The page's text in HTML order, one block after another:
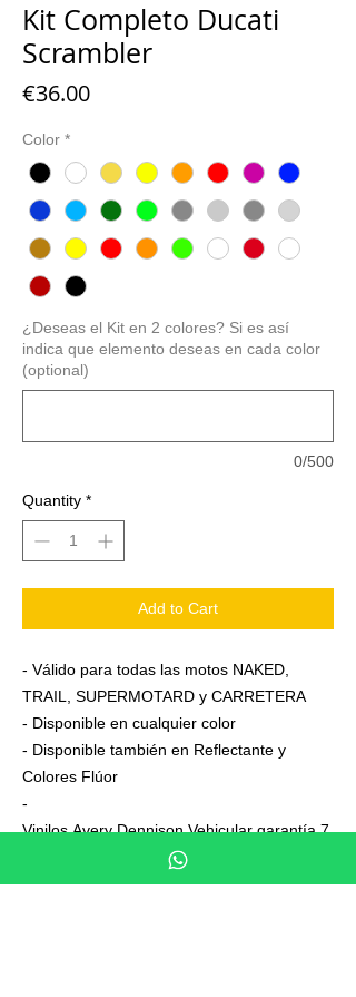
Kit Completo Ducati
Scrambler
€36.00Price
Color *
¿Deseas el Kit en 2 colores? Si es así
indica que elemento deseas en cada color
(optional)
0/500
Quantity *
Add to Cart
- Válido para todas las motos NAKED,
TRAIL, SUPERMOTARD y CARRETERA
- Disponible en cualquier color
- Disponible también en Reflectante y
Colores Flúor
-
Vinilos Avery Dennison Vehicular garantía 7
- Junto a su pedido se adjuntan unas